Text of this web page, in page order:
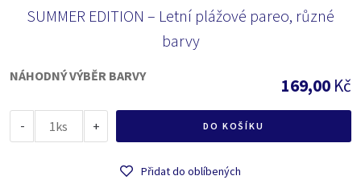
SUMMER EDITION – Letní plážové pareo, různé
barvy
NÁHODNÝ VÝBĚR BARVY 169,00 Kč
- ks + DO KOŠÍKU
Přidat do oblíbených